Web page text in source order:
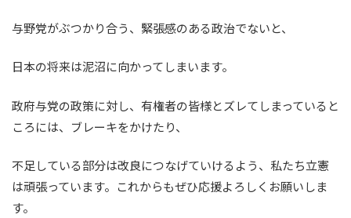
与野党がぶつかり合う、緊張感のある政治でないと、
日本の将来は泥沼に向かってしまいます。
政府与党の政策に対し、有権者の皆様とズレてしまっていると
ころには、ブレーキをかけたり、
不足している部分は改良につなげていけるよう、私たち立憲
は頑張っています。これからもぜひ応援よろしくお願いしま
す。